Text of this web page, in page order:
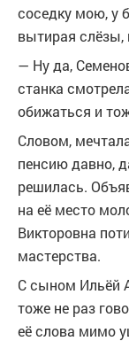
соседку мою, у
вытирая слёзы,
— Ну да,
станка
обижаться и
Словом,
пенсию давно,
решилась.
на её место
Викторовна
мастерства.
С сыном Ильёй
тоже не раз
её слова мимо